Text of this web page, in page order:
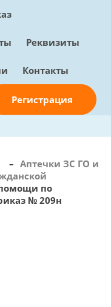
Реквизиты
Контакты
Регистрация
18:00
– Аптечки ЗС ГО и
по
№ 209н